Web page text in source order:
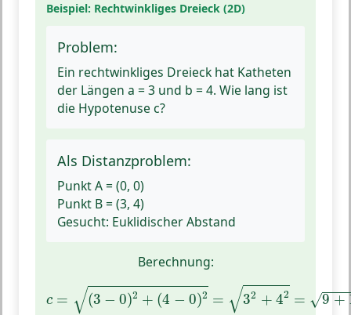
Beispiel: Rechtwinkliges Dreieck (2D)
Problem:
Ein rechtwinkliges Dreieck hat Katheten
der Längen a = 3 und b = 4. Wie lang ist
die Hypotenuse c?
Als Distanzproblem:
Punkt A = (0, 0)
Punkt B = (3, 4)
Gesucht: Euklidischer Abstand
Berechnung:
c = √(3 − 0)2 + (4 − 0)2 = √32 + 42 = √9 +
c=(3−0)2+(4− 32+42=